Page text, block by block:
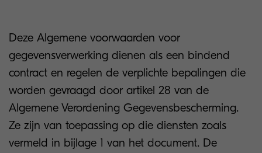
Deze Algemene voorwaarden voor
gegevensverwerking dienen als een bindend
contract en regelen de verplichte bepalingen die
worden gevraagd door artikel 28 van de
Algemene Verordening Gegevensbescherming.
Ze zijn van toepassing op die diensten zoals
vermeld in bijlage 1 van het document. De